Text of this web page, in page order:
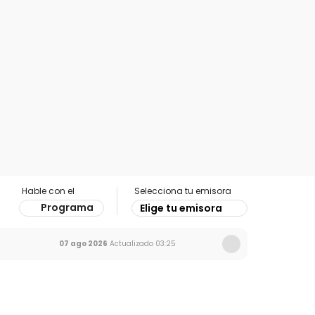
Hable con el
Programa
Selecciona tu emisora
Elige tu emisora
07 ago 2026 Actualizado 03:25